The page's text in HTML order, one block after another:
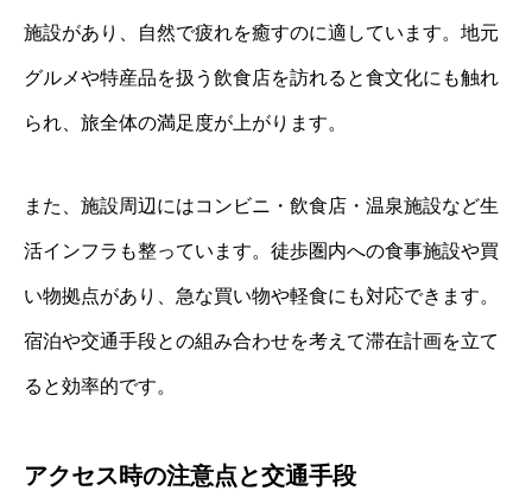
施設があり、自然で疲れを癒すのに適しています。地元
グルメや特産品を扱う飲食店を訪れると食文化にも触れ
られ、旅全体の満足度が上がります。
また、施設周辺にはコンビニ・飲食店・温泉施設など生
活インフラも整っています。徒歩圏内への食事施設や買
い物拠点があり、急な買い物や軽食にも対応できます。
宿泊や交通手段との組み合わせを考えて滞在計画を立て
ると効率的です。
アクセス時の注意点と交通手段